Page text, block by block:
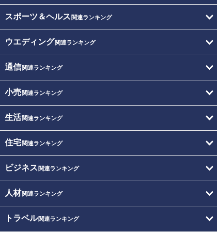
スポーツ＆ヘルス 関連ランキング
ウエディング関連ランキング
通信関連ランキング
小売関連ランキング
生活関連ランキング
住宅関連ランキング
ビジネス 関連ランキング
人材関連ランキング
トラベル関連ランキング